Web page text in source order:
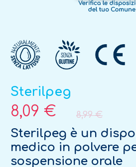
Sterilpeg
8,09 € 8,99 €
Sterilpeg è un
medico in polvere
sospensione orale